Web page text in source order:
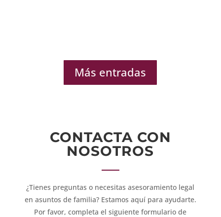
Más entradas
CONTACTA CON
NOSOTROS
¿Tienes preguntas o necesitas asesoramiento legal
en asuntos de familia? Estamos aquí para ayudarte.
Por favor, completa el siguiente formulario de